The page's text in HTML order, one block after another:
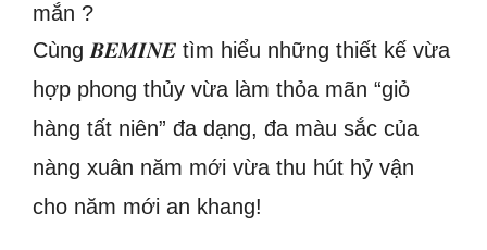
mắn ?
Cùng 𝑩𝑬𝑴𝑰𝑵𝑬 tìm hiểu những thiết kế vừa
hợp phong thủy vừa làm thỏa mãn “giỏ
hàng tất niên” đa dạng, đa màu sắc của
nàng xuân năm mới vừa thu hút hỷ vận
cho năm mới an khang!